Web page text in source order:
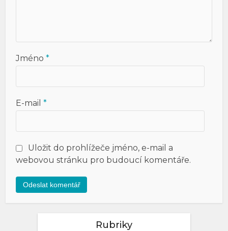
Jméno*
E-mail*
Uložit do prohlížeče jméno, e-mail a
webovou stránku pro budoucí komentáře.
Rubriky